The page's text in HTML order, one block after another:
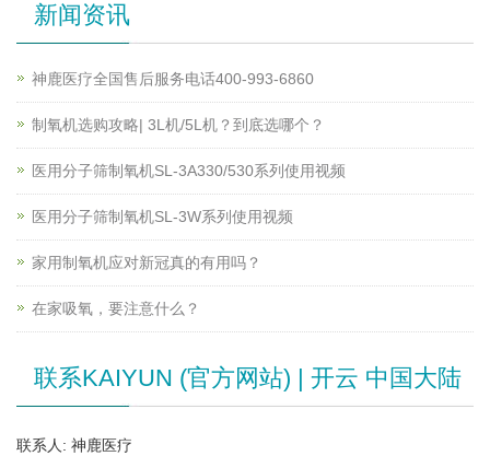
新闻资讯
神鹿医疗全国售后服务电话400-993-6860
制氧机选购攻略| 3L机/5L机？到底选哪个？
医用分子筛制氧机SL-3A330/530系列使用视频
医用分子筛制氧机SL-3W系列使用视频
家用制氧机应对新冠真的有用吗？
在家吸氧，要注意什么？
联系KAIYUN (官方网站) | 开云 中国大陆
联系人: 神鹿医疗